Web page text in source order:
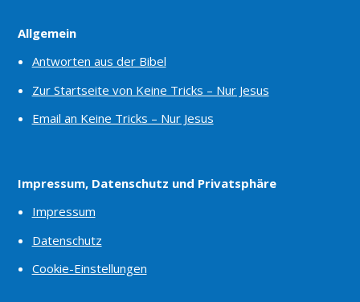
Allgemein
Antworten aus der Bibel
Zur Startseite von Keine Tricks – Nur Jesus
Email an Keine Tricks – Nur Jesus
Impressum, Datenschutz und Privatsphäre
Impressum
Datenschutz
Cookie-Einstellungen